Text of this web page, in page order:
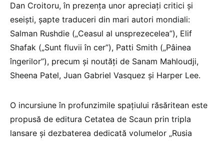
Dan Croitoru, în prezența unor apreciați critici și
eseiști, șapte traduceri din mari autori mondiali:
Salman Rushdie („Ceasul al unsprezecelea”), Elif
Shafak („Sunt fluvii în cer”), Patti Smith („Pâinea
îngerilor”), precum și noutăți de Sanam Mahloudji,
Sheena Patel, Juan Gabriel Vasquez și Harper Lee.
O incursiune în profunzimile spațiului răsăritean este
propusă de editura Cetatea de Scaun prin tripla
lansare și dezbaterea dedicată volumelor „Rusia